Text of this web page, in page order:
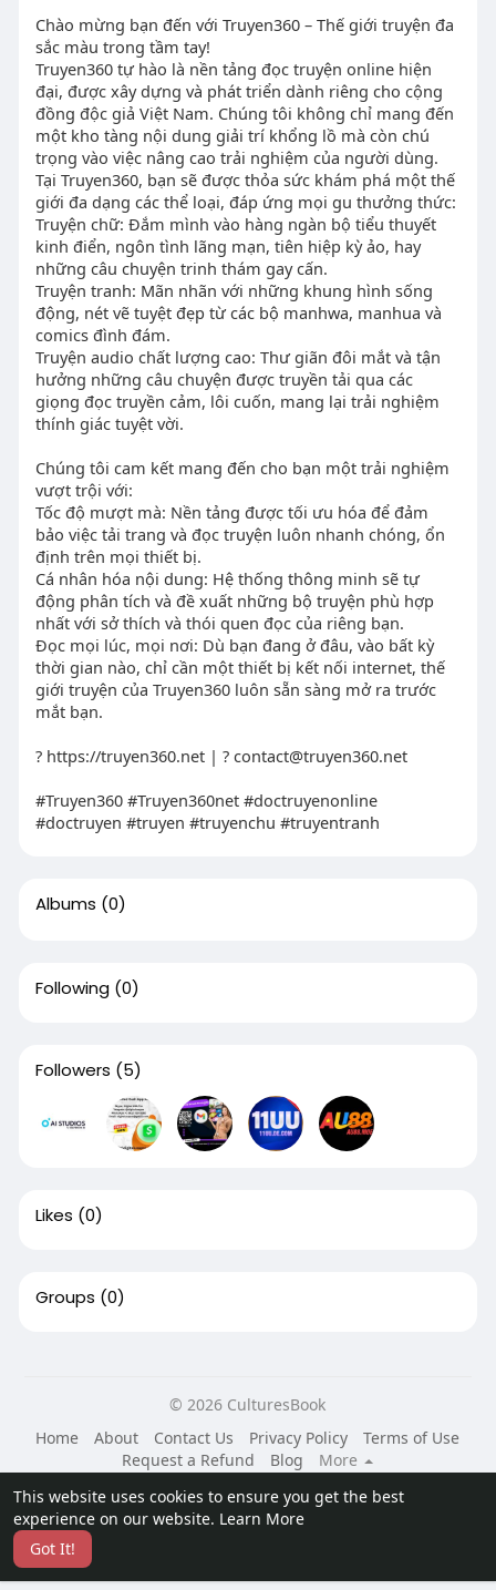
This website uses cookies to ensure you get the best
experience on our website. Learn More
Got It!
Chào mừng bạn đến với Truyen360 – Thế giới truyện đa
sắc màu trong tầm tay!
Truyen360 tự hào là nền tảng đọc truyện online hiện
đại, được xây dựng và phát triển dành riêng cho cộng
đồng độc giả Việt Nam. Chúng tôi không chỉ mang đến
một kho tàng nội dung giải trí khổng lồ mà còn chú
trọng vào việc nâng cao trải nghiệm của người dùng.
Tại Truyen360, bạn sẽ được thỏa sức khám phá một thế
giới đa dạng các thể loại, đáp ứng mọi gu thưởng thức:
Truyện chữ: Đắm mình vào hàng ngàn bộ tiểu thuyết
kinh điển, ngôn tình lãng mạn, tiên hiệp kỳ ảo, hay
những câu chuyện trinh thám gay cấn.
Truyện tranh: Mãn nhãn với những khung hình sống
động, nét vẽ tuyệt đẹp từ các bộ manhwa, manhua và
comics đình đám.
Truyện audio chất lượng cao: Thư giãn đôi mắt và tận
hưởng những câu chuyện được truyền tải qua các
giọng đọc truyền cảm, lôi cuốn, mang lại trải nghiệm
thính giác tuyệt vời.
Chúng tôi cam kết mang đến cho bạn một trải nghiệm
vượt trội với:
Tốc độ mượt mà: Nền tảng được tối ưu hóa để đảm
bảo việc tải trang và đọc truyện luôn nhanh chóng, ổn
định trên mọi thiết bị.
Cá nhân hóa nội dung: Hệ thống thông minh sẽ tự
động phân tích và đề xuất những bộ truyện phù hợp
nhất với sở thích và thói quen đọc của riêng bạn.
Đọc mọi lúc, mọi nơi: Dù bạn đang ở đâu, vào bất kỳ
thời gian nào, chỉ cần một thiết bị kết nối internet, thế
giới truyện của Truyen360 luôn sẵn sàng mở ra trước
mắt bạn.
? https://truyen360.net | ? contact@truyen360.net
#Truyen360 #Truyen360net #doctruyenonline
#doctruyen #truyen #truyenchu #truyentranh
Albums (0)
Following (0)
Followers (5)
Likes (0)
Groups (0)
© 2026 CulturesBook
Home
About Contact Us Privacy Policy
Terms of Use
Request a Refund
Blog
More
Language